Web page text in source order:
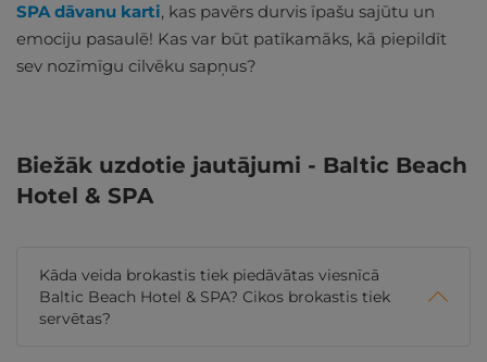
SPA dāvanu karti, kas pavērs durvis īpašu sajūtu un
emociju pasaulē! Kas var būt patīkamāks, kā piepildīt
sev nozīmīgu cilvēku sapņus?
Biežāk uzdotie jautājumi - Baltic Beach
Hotel & SPA
Kāda veida brokastis tiek piedāvātas viesnīcā
Baltic Beach Hotel & SPA? Cikos brokastis tiek
servētas?